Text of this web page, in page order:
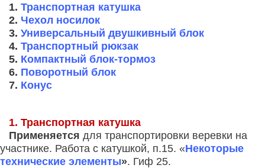
1. Транспортная катушка
2. Чехол носилок
3. Универсальный двушкивный блок
4. Транспортный рюкзак
5. Компактный блок-тормоз
6. Поворотный блок
7. Конус
1. Транспортная катушка
Применяется для транспортировки веревки на
участнике. Работа с катушкой, п.15. «Некоторые
технические элементы». Гиф 25.